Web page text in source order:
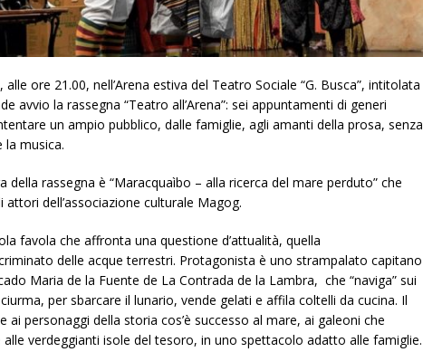
alle ore 21.00, nell’Arena estiva del Teatro Sociale “G. Busca”, intitolata
avvio la rassegna “Teatro all’Arena”: sei appuntamenti di generi
un ampio pubblico, dalle famiglie, agli amanti della prosa, senza
musica.
della rassegna è “Maracquaìbo – alla ricerca del mare perduto” che
attori dell’associazione culturale Magog.
favola che affronta una questione d’attualità, quella
delle acque terrestri. Protagonista è uno strampalato capitano
Maria de la Fuente de La Contrada de la Lambra, che “naviga” sui
per sbarcare il lunario, vende gelati e affila coltelli da cucina. Il
ai personaggi della storia cos’è successo al mare, ai galeoni che
verdeggianti isole del tesoro, in uno spettacolo adatto alle famiglie.